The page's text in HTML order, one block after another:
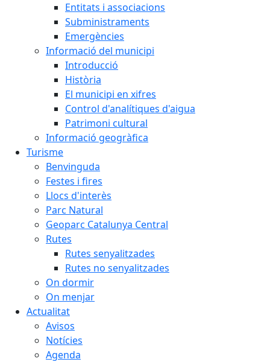
Entitats i associacions
Subministraments
Emergències
Informació del municipi
Introducció
Història
El municipi en xifres
Control d'analítiques d'aigua
Patrimoni cultural
Informació geogràfica
Turisme
Benvinguda
Festes i fires
Llocs d'interès
Parc Natural
Geoparc Catalunya Central
Rutes
Rutes senyalitzades
Rutes no senyalitzades
On dormir
On menjar
Actualitat
Avisos
Notícies
Agenda